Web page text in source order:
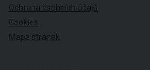
Ochrana osobních údajů
Cookies
Mapa stránek